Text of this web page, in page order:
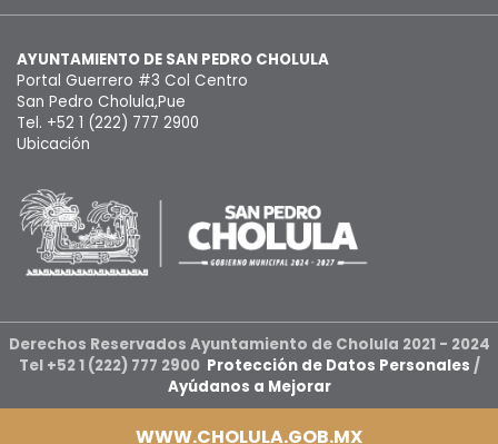
AYUNTAMIENTO DE SAN PEDRO CHOLULA
Portal Guerrero #3 Col Centro
San Pedro Cholula,Pue
Tel. +52 1 (222) 777 2900
Ubicación
Derechos Reservados Ayuntamiento de Cholula 2021 - 2024
Tel +52 1 (222) 777 2900 Protección de Datos Personales /
Ayúdanos a Mejorar
WWW.CHOLULA.GOB.MX